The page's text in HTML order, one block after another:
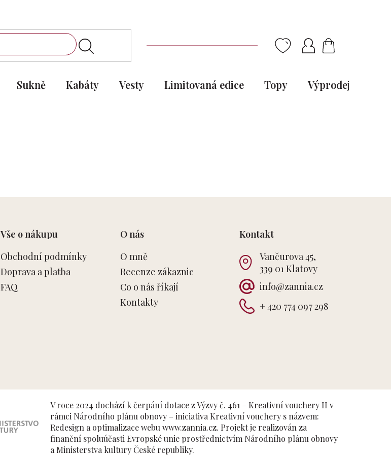
NÁKUPNÍ
KOŠÍK
Sukně Kabáty Vesty Limitovaná edice Topy Výprodej
Vše o nákupu
Obchodní podmínky
Doprava a platba
FAQ
O nás
O mně
Recenze zákaznic
Co o nás říkají
Kontakty
Kontakt
Vančurova 45,
339 01 Klatovy
info@zannia.cz
+ 420 774 097 298
V roce 2024 dochází k čerpání dotace z Výzvy č. 461 – Kreativní vouchery II v
rámci Národního plánu obnovy – iniciativa Kreativní vouchery s názvem:
Redesign a optimalizace webu www.zannia.cz. Projekt je realizován za
finanční spoluúčasti Evropské unie prostřednictvím Národního plánu obnovy
a Ministerstva kultury České republiky.